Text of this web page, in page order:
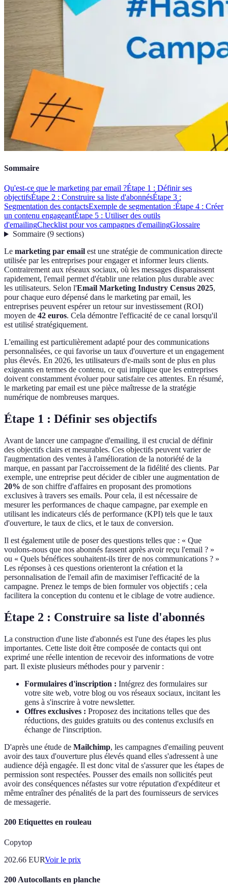
Sommaire
Qu'est-ce que le marketing par email ?Étape 1 : Définir ses
objectifsÉtape 2 : Construire sa liste d'abonnésÉtape 3 :
Segmentation des contactsExemple de segmentation :Étape 4 : Créer
un contenu engageantÉtape 5 : Utiliser des outils
d'emailingChecklist pour vos campagnes d'emailingGlossaire
Sommaire(9 sections)
Le marketing par email est une stratégie de communication directe
utilisée par les entreprises pour engager et informer leurs clients.
Contrairement aux réseaux sociaux, où les messages disparaissent
rapidement, l'email permet d'établir une relation plus durable avec
les utilisateurs. Selon l'Email Marketing Industry Census 2025,
pour chaque euro dépensé dans le marketing par email, les
entreprises peuvent espérer un retour sur investissement (ROI)
moyen de 42 euros. Cela démontre l'efficacité de ce canal lorsqu'il
est utilisé stratégiquement.
L'emailing est particulièrement adapté pour des communications
personnalisées, ce qui favorise un taux d'ouverture et un engagement
plus élevés. En 2026, les utilisateurs d'e-mails sont de plus en plus
exigeants en termes de contenu, ce qui implique que les entreprises
doivent constamment évoluer pour satisfaire ces attentes. En résumé,
le marketing par email est une pièce maîtresse de la stratégie
numérique de nombreuses marques.
Étape 1 : Définir ses objectifs
Avant de lancer une campagne d'emailing, il est crucial de définir
des objectifs clairs et mesurables. Ces objectifs peuvent varier de
l'augmentation des ventes à l'amélioration de la notoriété de la
marque, en passant par l'accroissement de la fidélité des clients. Par
exemple, une entreprise peut décider de cibler une augmentation de
20% de son chiffre d'affaires en proposant des promotions
exclusives à travers ses emails. Pour cela, il est nécessaire de
mesurer les performances de chaque campagne, par exemple en
utilisant les indicateurs clés de performance (KPI) tels que le taux
d'ouverture, le taux de clics, et le taux de conversion.
Il est également utile de poser des questions telles que : « Que
voulons-nous que nos abonnés fassent après avoir reçu l'email ? »
ou « Quels bénéfices souhaitent-ils tirer de nos communications ? »
Les réponses à ces questions orienteront la création et la
personnalisation de l'email afin de maximiser l'efficacité de la
campagne. Prenez le temps de bien formuler vos objectifs ; cela
facilitera la conception du contenu et le ciblage de votre audience.
Étape 2 : Construire sa liste d'abonnés
La construction d'une liste d'abonnés est l'une des étapes les plus
importantes. Cette liste doit être composée de contacts qui ont
exprimé une réelle intention de recevoir des informations de votre
part. Il existe plusieurs méthodes pour y parvenir :
Formulaires d'inscription : Intégrez des formulaires sur
votre site web, votre blog ou vos réseaux sociaux, incitant les
gens à s'inscrire à votre newsletter.
Offres exclusives : Proposez des incitations telles que des
réductions, des guides gratuits ou des contenus exclusifs en
échange de l'inscription.
D'après une étude de Mailchimp, les campagnes d'emailing peuvent
avoir des taux d'ouverture plus élevés quand elles s'adressent à une
audience déjà engagée. Il est donc vital de s'assurer que les étapes de
permission sont respectées. Pousser des emails non sollicités peut
avoir des conséquences néfastes sur votre réputation d'expéditeur et
même entraîner des pénalités de la part des fournisseurs de services
de messagerie.
200 Etiquettes en rouleau
Copytop
202.66 EURVoir le prix
200 Autocollants en planche